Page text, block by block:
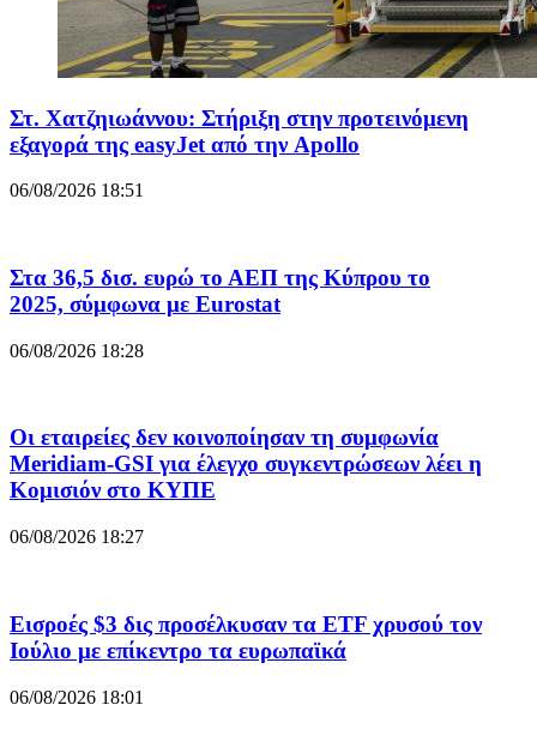
Στ. Χατζηιωάννου: Στήριξη στην προτεινόμενη
εξαγορά της easyJet από την Apollo
06/08/2026 18:51
Στα 36,5 δισ. ευρώ το ΑΕΠ της Κύπρου το
2025, σύμφωνα με Eurostat
06/08/2026 18:28
Οι εταιρείες δεν κοινοποίησαν τη συμφωνία
Meridiam-GSI για έλεγχο συγκεντρώσεων λέει η
Κομισιόν στο ΚΥΠΕ
06/08/2026 18:27
Εισροές $3 δις προσέλκυσαν τα ETF χρυσού τον
Ιούλιο με επίκεντρο τα ευρωπαϊκά
06/08/2026 18:01